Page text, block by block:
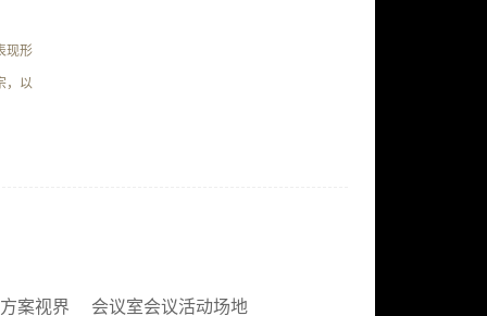
现形
，以
案视界 会议室会议活动场地